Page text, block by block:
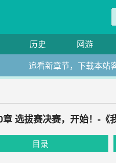
历史 网游
追看新章节，下载本站
章 选拔赛决赛，开始！-《
目录